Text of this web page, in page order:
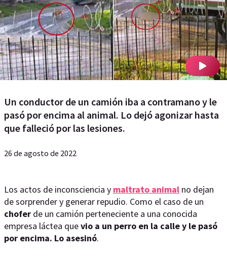
Un conductor de un camión iba a contramano y le
pasó por encima al animal. Lo dejó agonizar hasta
que falleció por las lesiones.
26 de agosto de 2022
Los actos de inconsciencia y maltrato animal no dejan
de sorprender y generar repudio. Como el caso de un
chofer de un camión perteneciente a una conocida
empresa láctea quevio a un perro en la calle y le pasó
por encima. Lo asesinó.